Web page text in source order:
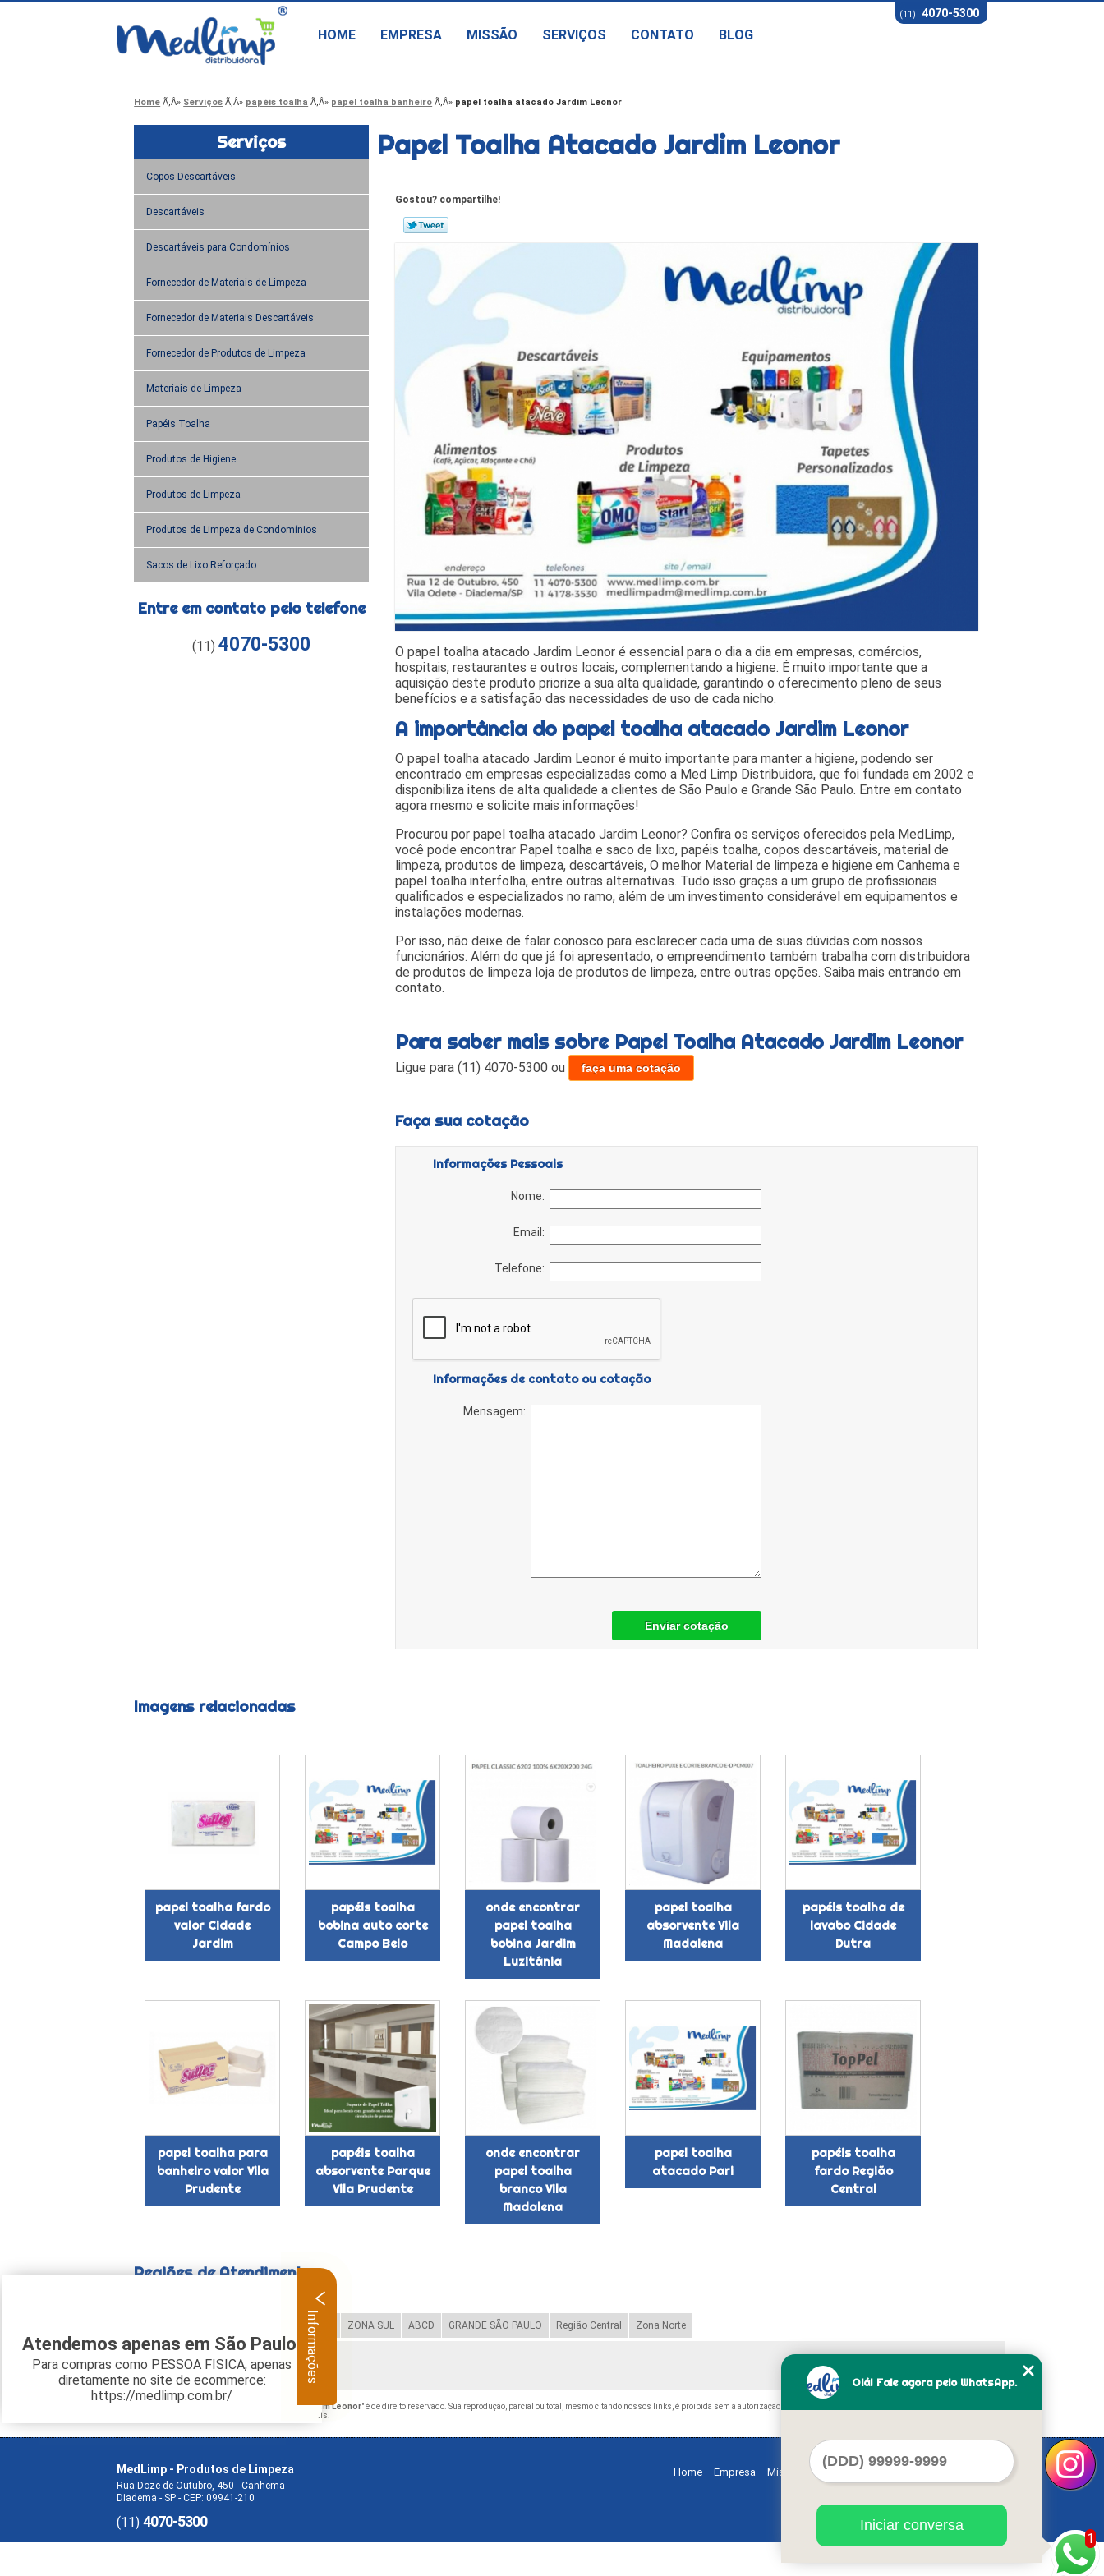
HOME EMPRESA MISSÃO SERVIÇOS CONTATO BLOG
(11) 4070-5300
Home Serviços papéis toalha papel toalha banheiro papel toalha atacado Jardim Leonor
Serviços
Copos Descartáveis
Descartáveis
Descartáveis para Condomínios
Fornecedor de Materiais de Limpeza
Fornecedor de Materiais Descartáveis
Fornecedor de Produtos de Limpeza
Materiais de Limpeza
Papéis Toalha
Produtos de Higiene
Produtos de Limpeza
Produtos de Limpeza de Condomínios
Sacos de Lixo Reforçado
Entre em contato pelo telefone
(11)4070-5300
Papel Toalha Atacado Jardim Leonor
Gostou? compartilhe!
O papel toalha atacado Jardim Leonor é essencial para o dia a dia em empresas, comércios,
hospitais, restaurantes e outros locais, complementando a higiene. É muito importante que a
aquisição deste produto priorize a sua alta qualidade, garantindo o oferecimento pleno de seus
benefícios e a satisfação das necessidades de uso de cada nicho.
A importância do papel toalha atacado Jardim Leonor
O papel toalha atacado Jardim Leonor é muito importante para manter a higiene, podendo ser
encontrado em empresas especializadas como a Med Limp Distribuidora, que foi fundada em 2002 e
disponibiliza itens de alta qualidade a clientes de São Paulo e Grande São Paulo. Entre em contato
agora mesmo e solicite mais informações!
Procurou por papel toalha atacado Jardim Leonor? Confira os serviços oferecidos pela MedLimp,
você pode encontrar Papel toalha e saco de lixo, papéis toalha, copos descartáveis, material de
limpeza, produtos de limpeza, descartáveis, O melhor Material de limpeza e higiene em Canhema e
papel toalha interfolha, entre outras alternativas. Tudo isso graças a um grupo de profissionais
qualificados e especializados no ramo, além de um investimento considerável em equipamentos e
instalações modernas.
Por isso, não deixe de falar conosco para esclarecer cada uma de suas dúvidas com nossos
funcionários. Além do que já foi apresentado, o empreendimento também trabalha com distribuidora
de produtos de limpeza loja de produtos de limpeza, entre outras opções. Saiba mais entrando em
contato.
Para saber mais sobre Papel Toalha Atacado Jardim Leonor
Ligue para (11) 4070-5300 ou faça uma cotação
Faça sua cotação
Informações Pessoais
Nome:
Email:
Telefone:
Informações de contato ou cotação
Mensagem:
Enviar cotação
Imagens relacionadas
papel toalha fardo
valor Cidade
Jardim
papéis toalha
bobina auto corte
Campo Belo
onde encontrar
papel toalha
bobina Jardim
Luzitânia
papel toalha
absorvente Vila
Madalena
papéis toalha de
lavabo Cidade
Dutra
papel toalha para
banheiro valor Vila
Prudente
papéis toalha
absorvente Parque
Vila Prudente
onde encontrar
papel toalha
branco Vila
Madalena
papel toalha
atacado Pari
papéis toalha
fardo Região
Central
Regiões de Atendimento
ZONA OESTE ZONA SUL ABCD GRANDE SÃO PAULO Região Central Zona Norte
Verifique as regiões que atendemos
Papel Toalha Atacado Jardim Leonor" é de direito reservado. Sua reprodução, parcial ou total, mesmo citando nossos links, é proibida sem a autorização do autor. Crime de violação de direito autoral – artigo 184 do
Lei 9610/98 - Lei de direitos autorais
MedLimp - Produtos de Limpeza
Rua Doze de Outubro, 450 - Canhema
Diadema - SP - CEP: 09941-210
(11) 4070-5300
Home Empresa Missão Serviços
1
Olá! Fale agora pelo WhatsApp.
Iniciar conversa
Atendemos apenas em São Paulo.
Para compras como PESSOA FISICA, apenas
diretamente no site de ecommerce:
https://medlimp.com.br/
Informações